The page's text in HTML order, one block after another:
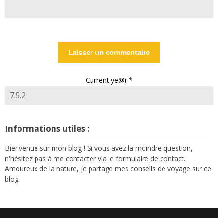
Current ye@r*
Informations utiles :
Bienvenue sur mon blog ! Si vous avez la moindre question,
n'hésitez pas à me contacter via le formulaire de contact.
Amoureux de la nature, je partage mes conseils de voyage sur ce
blog.